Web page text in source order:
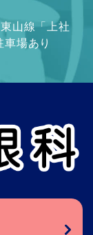
山線「上社
場あり